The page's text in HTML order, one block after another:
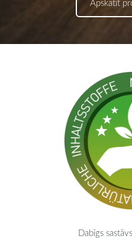
​Apskatīt
Dabīgs